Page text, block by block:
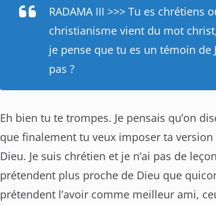
RADAMA III >>> Tu es chrétiens
christianisme vient du mot
je pense que tu es un témoin de
pas ?
Eh bien tu te trompes. Je pensais qu’on
que finalement tu veux imposer ta
Dieu. Je suis chrétien et je n’ai pas de
prétendent plus proche de Dieu que
prétendent l’avoir comme meilleur ami,